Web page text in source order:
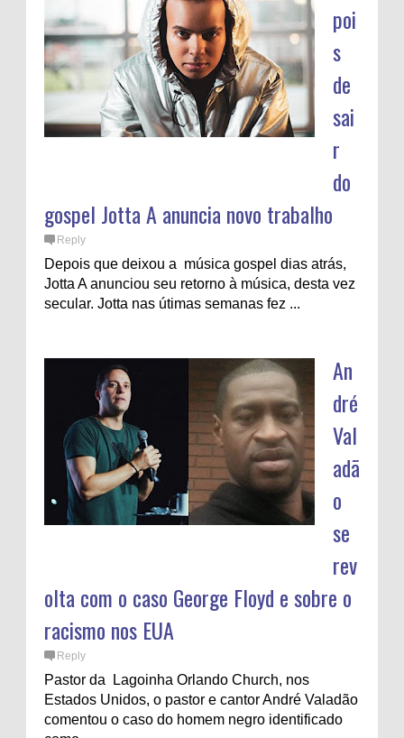
poi
s
de
sai
r
do
gospel Jotta A anuncia novo trabalho
Reply
Depois que deixou a música gospel dias atrás,
Jotta A anunciou seu retorno à música, desta vez
secular. Jotta nas útimas semanas fez ...
An
dré
Val
adã
o
se
rev
olta com o caso George Floyd e sobre o
racismo nos EUA
Reply
Pastor da Lagoinha Orlando Church, nos
Estados Unidos, o pastor e cantor André Valadão
comentou o caso do homem negro identificado